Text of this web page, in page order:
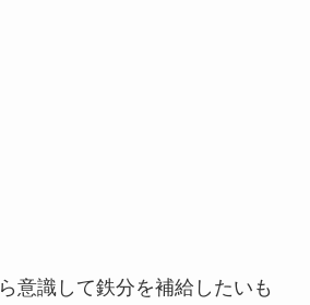
意識して鉄分を補給したいも